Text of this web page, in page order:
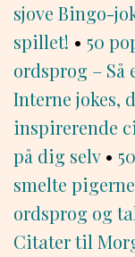
sjove Bingo-
spillet! • 50
ordsprog – Så
Interne jokes,
inspirerende
på dig selv•
smelte
ordsprog og
Citater til